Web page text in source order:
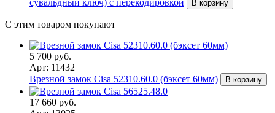
В корзину
С этим товаром покупают
5 700 руб.
Арт: 11432
Врезной замок Cisa 52310.60.0 (бэксет 60мм)
В корзину
17 660 руб.